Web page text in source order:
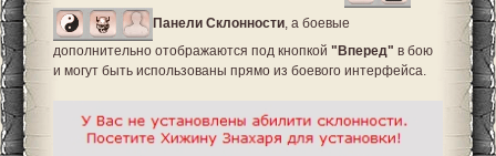
Панели Склонности, а боевые
дополнительно отображаются под кнопкой "Вперед" в бою
и могут быть использованы прямо из боевого интерфейса.